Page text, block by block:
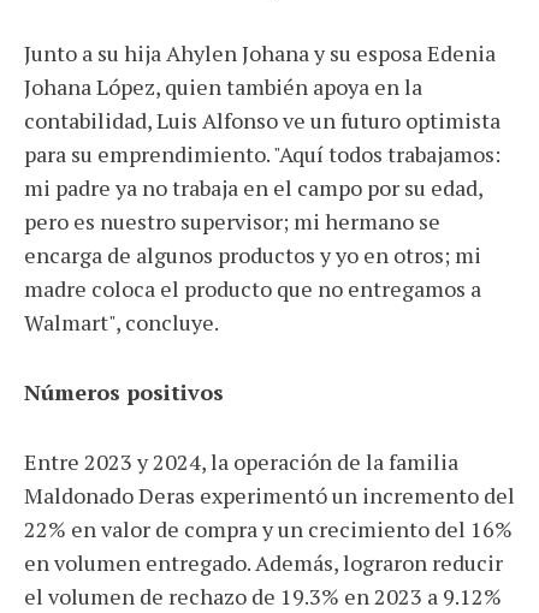
Junto a su hija Ahylen Johana y su esposa Edenia
Johana López, quien también apoya en la
contabilidad, Luis Alfonso ve un futuro optimista
para su emprendimiento. "Aquí todos trabajamos:
mi padre ya no trabaja en el campo por su edad,
pero es nuestro supervisor; mi hermano se
encarga de algunos productos y yo en otros; mi
madre coloca el producto que no entregamos a
Walmart", concluye.
Números positivos
Entre 2023 y 2024, la operación de la familia
Maldonado Deras experimentó un incremento del
22% en valor de compra y un crecimiento del 16%
en volumen entregado. Además, lograron reducir
el volumen de rechazo de 19.3% en 2023 a 9.12%